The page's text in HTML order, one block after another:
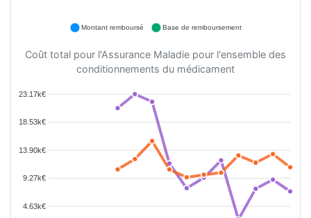
Montant remboursé Base de remboursement
Coût total pour l'Assurance Maladie pour l'ensemble des
conditionnements du médicament
23.17k€
18.53k€
13.90k€
9.27k€
4.63k€